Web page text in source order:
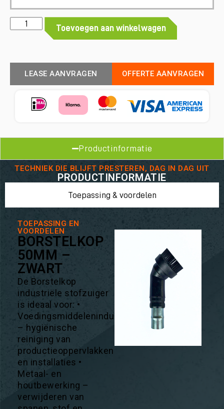
Toevoegen aan winkelwagen
LEASE AANVRAGEN OFFERTE AANVRAGEN
Productinformatie
TECHNIEK DIE BLIJFT PRESTEREN, DAG IN DAG UIT
PRODUCTINFORMATIE
Toepassing & voordelen
TOEPASSING EN
VOORDELEN
BORSTELKOP
50MM –
ZWART
De Borstelkop
industriële stofzuiger
is ideaal voor: •
Voedingsmiddelenindustrie
– hygiënische
reiniging van
productieoppervlakken
en installaties •
Metaal- en
houtbewerking –
verwijderen van